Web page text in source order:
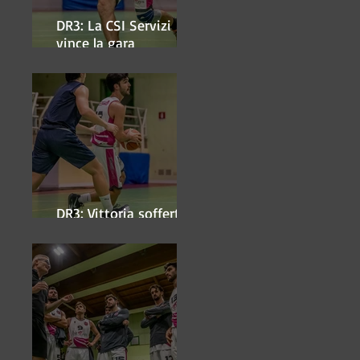
DR3: La CSI Servizi
vince la gara
DR3: Vittoria sofferta a